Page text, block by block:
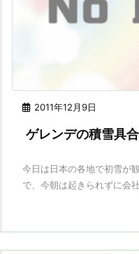
2011年12月9日
ゲレンデの積雪具
今日は日本の各地で初雪が
で、今朝は起きられずに会